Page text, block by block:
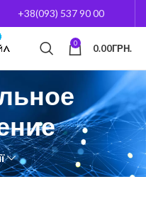
+38(093) 537 90 00
0 0.00ГРН.